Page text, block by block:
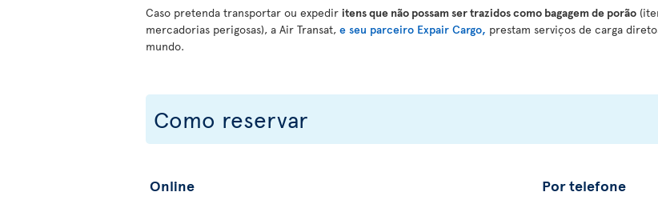
Caso pretenda transportar ou expedir itens que não possam ser trazidos como bagagem de porão
mercadorias perigosas), a Air Transat, e seu parceiro Expair Cargo, prestam serviços de carga
mundo.
Como reservar
Online Por telefone